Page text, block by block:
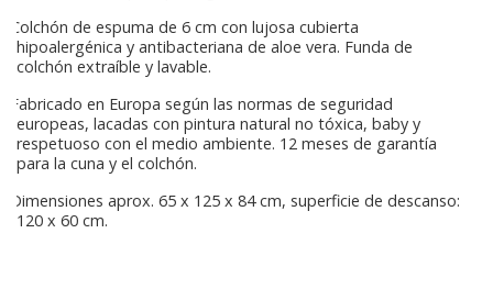
Colchón de espuma de 6 cm con lujosa cubierta
hipoalergénica y antibacteriana de aloe vera. Funda de
colchón extraíble y lavable.
Fabricado en Europa según las normas de seguridad
europeas, lacadas con pintura natural no tóxica, baby y
respetuoso con el medio ambiente. 12 meses de garantía
para la cuna y el colchón.
Dimensiones aprox. 65 x 125 x 84 cm, superficie de descanso:
120 x 60 cm.